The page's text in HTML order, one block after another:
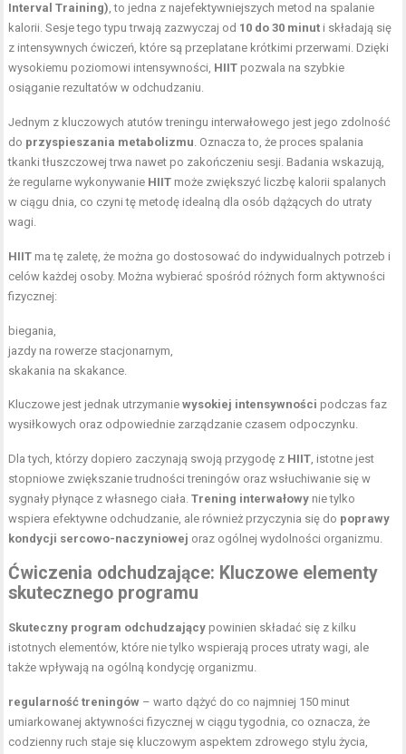
Interval Training), to jedna z najefektywniejszych metod na spalanie
kalorii. Sesje tego typu trwają zazwyczaj od 10 do 30 minut i składają się
z intensywnych ćwiczeń, które są przeplatane krótkimi przerwami. Dzięki
wysokiemu poziomowi intensywności, HIIT pozwala na szybkie
osiąganie rezultatów w odchudzaniu.
Jednym z kluczowych atutów treningu interwałowego jest jego zdolność
do przyspieszania metabolizmu. Oznacza to, że proces spalania
tkanki tłuszczowej trwa nawet po zakończeniu sesji. Badania wskazują,
że regularne wykonywanie HIIT może zwiększyć liczbę kalorii spalanych
w ciągu dnia, co czyni tę metodę idealną dla osób dążących do utraty
wagi.
HIIT ma tę zaletę, że można go dostosować do indywidualnych potrzeb i
celów każdej osoby. Można wybierać spośród różnych form aktywności
fizycznej:
biegania,
jazdy na rowerze stacjonarnym,
skakania na skakance.
Kluczowe jest jednak utrzymaniewysokiej intensywności podczas faz
wysiłkowych oraz odpowiednie zarządzanie czasem odpoczynku.
Dla tych, którzy dopiero zaczynają swoją przygodę z HIIT, istotne jest
stopniowe zwiększanie trudności treningów oraz wsłuchiwanie się w
sygnały płynące z własnego ciała.Trening interwałowy nie tylko
wspiera efektywne odchudzanie, ale również przyczynia się do poprawy
kondycji sercowo-naczyniowej oraz ogólnej wydolności organizmu.
Ćwiczenia odchudzające: Kluczowe elementy
skutecznego programu
Skuteczny program odchudzający powinien składać się z kilku
istotnych elementów, które nie tylko wspierają proces utraty wagi, ale
także wpływają na ogólną kondycję organizmu.
regularność treningów – warto dążyć do co najmniej 150 minut
umiarkowanej aktywności fizycznej w ciągu tygodnia, co oznacza, że
codzienny ruch staje się kluczowym aspektem zdrowego stylu życia,